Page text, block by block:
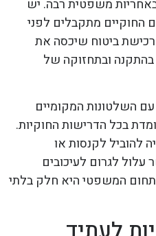
משפטית רבה. יש
החוקיים מתקבלים לפני
ביטוח שיכסה את
ובתחזוקה של
השלטונות המקומיים
בכל הדרישות החוקיות.
להוביל לקנסות או
לגרום לעיכובים
בתחום המשפטי היא חלק בלתי